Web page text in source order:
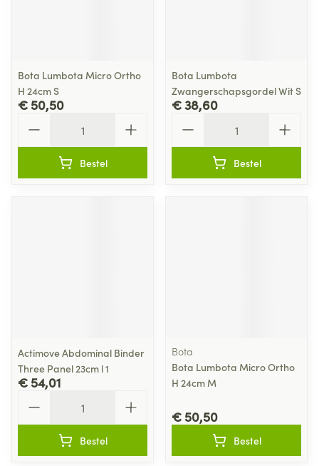
Bota Lumbota Micro Ortho
H 24cm S
€ 50,50
Bestel
Bota Lumbota
Zwangerschapsgordel Wit S
€ 38,60
Bestel
Actimove Abdominal Binder
Three Panel 23cm l 1
€ 54,01
Bestel
Bota
Bota Lumbota Micro Ortho
H 24cm M
€ 50,50
Bestel